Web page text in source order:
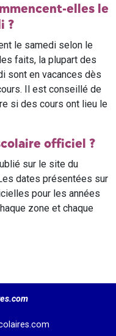
elles le
?
le samedi selon le
faits, la plupart des
sont en vacances dès
Il est conseillé de
si des cours ont lieu le
officiel ?
sur le site du
dates présentées sur
pour les années
zone et chaque